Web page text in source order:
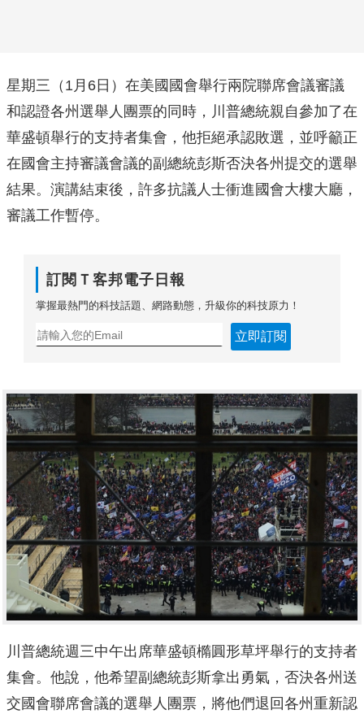
星期三（1月6日）在美國國會舉行兩院聯席會議審議
和認證各州選舉人團票的同時，川普總統親自參加了在
華盛頓舉行的支持者集會，他拒絕承認敗選，並呼籲正
在國會主持審議會議的副總統彭斯否決各州提交的選舉
結果。演講結束後，許多抗議人士衝進國會大樓大廳，
審議工作暫停。
訂閱Ｔ客邦電子日報
掌握最熱門的科技話題、網路動態，升級你的科技原力！
立即訂閱
川普總統週三中午出席華盛頓橢圓形草坪舉行的支持者
集會。他說，他希望副總統彭斯拿出勇氣，否決各州送
交國會聯席會議的選舉人團票，將他們退回各州重新認